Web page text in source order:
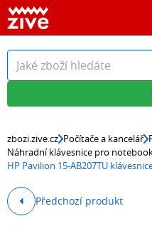
zbozi.zive.cz Počítače a kancelář
Náhradní klávesnice pro
HP Pavilion 15-AB207TU
Předchozí produkt